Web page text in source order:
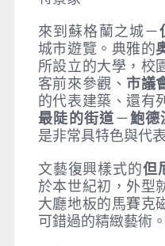
來到蘇格蘭之城－
城市遊覽。典雅的
所設立的大學，校
客前來參觀、 市議
的代表建築、還有
最陡的街道－鮑德
是非常具特色與代
文藝復興樣式的但
於本世紀初，外型
大廳地板的馬賽克
可錯過的精緻藝術。